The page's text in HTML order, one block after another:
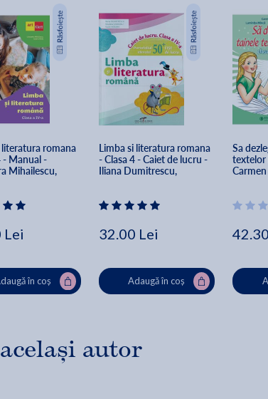
literatura romana
- Manual -
Mihailescu,
Lei
în coș
Limba si literatura romana
- Clasa 4 - Caiet de lucru -
Iliana Dumitrescu,
32.00 Lei
Adaugă în coș
Sa
textelor
autor